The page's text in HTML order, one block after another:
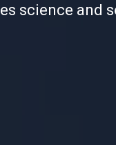
science and